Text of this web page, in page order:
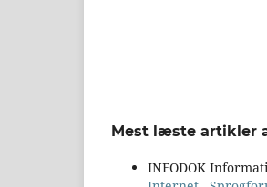
Mest læste artikler
INFODOK